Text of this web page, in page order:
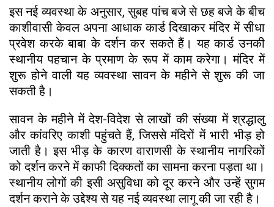
इस नई व्यवस्था के अनुसार, सुबह पांच बजे से छह बजे के बीच
काशीवासी केवल अपना आधाक कार्ड दिखाकर मंदिर में सीधा
प्रवेश करके बाबा के दर्शन कर सकते हैं। यह कार्ड उनकी
स्थानीय पहचान के प्रमाण के रूप में काम करेगा। मंदिर में
शुरू होने वाली यह व्यवस्था सावन के महीने से शुरू की जा
सकती है।
सावन के महीने में देश-विदेश से लाखों की संख्या में श्रद्धालु
और कांवरिए काशी पहुंचते हैं, जिससे मंदिरों में भारी भीड़ हो
जाती है। इस भीड़ के कारण वाराणसी के स्थानीय नागरिकों
को दर्शन करने में काफी दिक्कतों का सामना करना पड़ता था।
स्थानीय लोगों की इसी असुविधा को दूर करने और उन्हें सुगम
दर्शन कराने के उद्देश्य से यह नई व्यवस्था लागू की जा रही है।